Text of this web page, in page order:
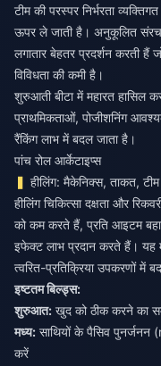
टीम की परस्पर निर्भरता
ऊपर ले जाती है। अनुकूलित
लगातार बेहतर प्रदर्शन करती
विविधता की कमी है।
शुरुआती बीटा में महारत हासिल
प्राथमिकताओं, पोजीशनिंग
रैंकिंग लाभ में बदल जाता है।
पांच रोल आर्केटाइप्स
हीलिंग: मैकेनिक्स, ताकत,
हीलिंग चिकित्सा दक्षता और
को कम करते हैं, प्रति आइटम
इफेक्ट लाभ प्रदान करते हैं। यह
त्वरित-प्रतिक्रिया उपकरणों में
इष्टतम बिल्ड्स:
शुरुआत: खुद को ठीक करने का
मध्य: साथियों के पैसिव पुनर्जनन
करें